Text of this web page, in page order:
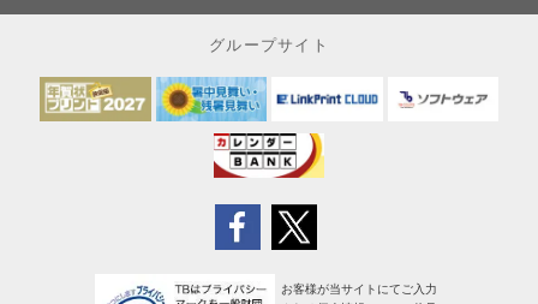
グループサイト
お客様が当サイトにてご入力